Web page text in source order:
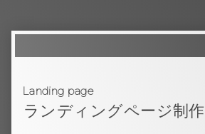
Landing page
ランディングページ制作